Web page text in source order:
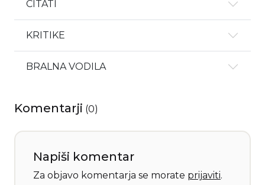
CITATI
KRITIKE
BRALNA VODILA
Komentarji (0)
Napiši komentar
Za objavo komentarja se morate prijaviti.